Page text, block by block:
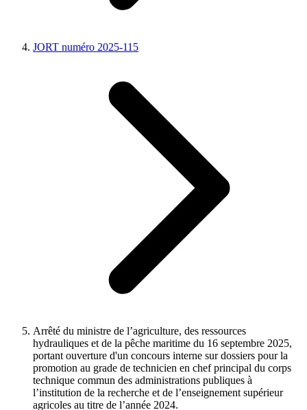
JORT numéro 2025-115
Arrêté du ministre de l’agriculture, des ressources
hydrauliques et de la pêche maritime du 16 septembre 2025,
portant ouverture d'un concours interne sur dossiers pour la
promotion au grade de technicien en chef principal du corps
technique commun des administrations publiques à
l’institution de la recherche et de l’enseignement supérieur
agricoles au titre de l’année 2024.